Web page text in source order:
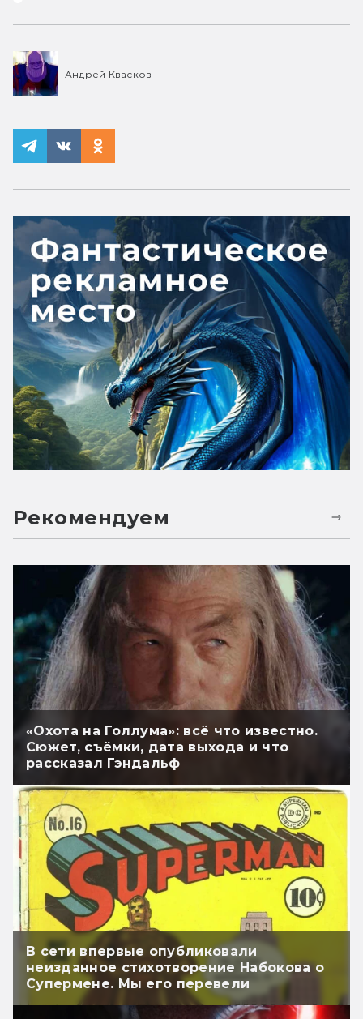
Андрей Квасков
Рекомендуем
«Охота на Голлума»: всё что известно.
Сюжет, съёмки, дата выхода и что
рассказал Гэндальф
В сети впервые опубликовали
неизданное стихотворение Набокова о
Супермене. Мы его перевели